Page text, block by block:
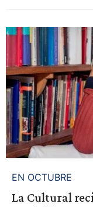
EN OCTUBRE
La Cultural